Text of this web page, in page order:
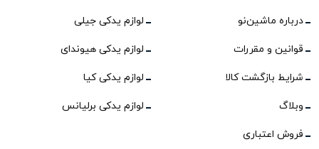
درباره ماشین‌نو
قوانین و مقررات
شرایط بازگشت کالا
وبلاگ
فروش اعتباری
لوازم یدکی جیلی
لوازم یدکی هیوندای
لوازم یدکی کیا
لوازم یدکی برلیانس